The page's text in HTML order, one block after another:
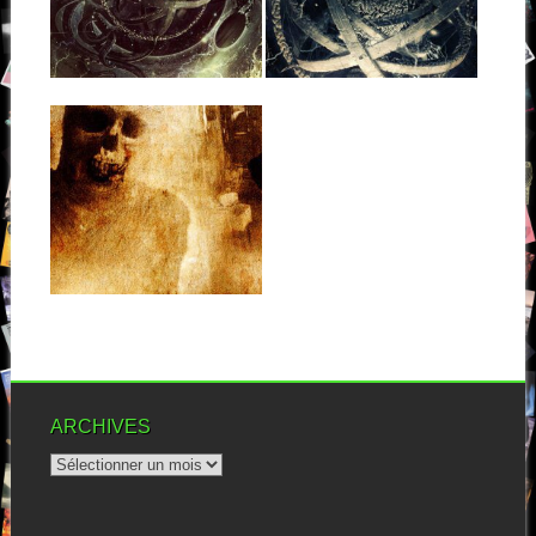
de l’album
▶
insatisfait, et un explorateur
invétéré. Si...
▶
03.11.13
PESTILENCE :
RESURRECTION
MACABRE
Les grands anciens se
réveillent ! Après Cynic et son
retour...
▶
ARCHIVES